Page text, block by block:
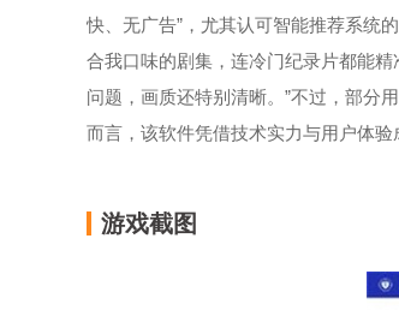
快、无广告”，尤其认可智能推荐系统
合我口味的剧集，连冷门纪录片都能
问题，画质还特别清晰。”不过，部分
而言，该软件凭借技术实力与用户体验
游戏截图